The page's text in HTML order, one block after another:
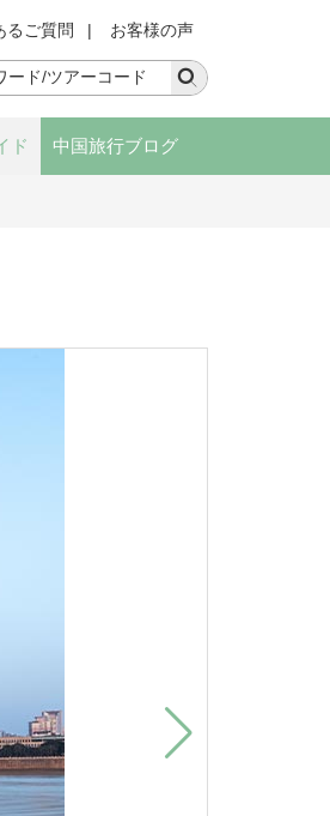
るご質問 | お客様の声
ド 中国旅行ブログ